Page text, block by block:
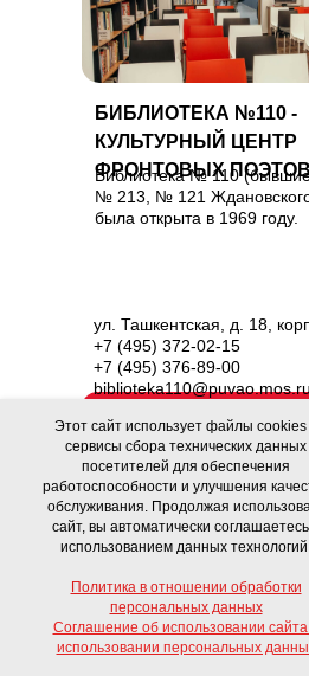
Свяжитесь с нами!
Подробнее
Библиотека № 110
№ 213, № 121
была открыта в 1969 году.
БИБЛИОТЕКА №110 -
КУЛЬТУРНЫЙ ЦЕНТР
ФРОНТОВЫХ ПОЭТОВ
ул. Ташкентская, д. 18,
+7 (495) 372-02-15
+7 (495) 376-89-00
БИБЛИОТЕКА №111
Этот сайт использует файлы cookies
сервисы сбора технических данных
посетителей для обеспечения
работоспособности и улучшения
обслуживания. Продолжая
сайт, вы автоматически
использованием данных
Политика в отношении обработки
персональных данных
Соглашение об использовании сайта
использовании персональных